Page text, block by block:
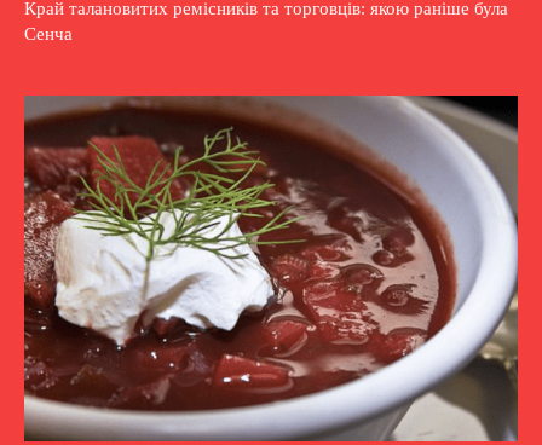
Край талановитих ремісників та торговців: якою раніше була
Сенча